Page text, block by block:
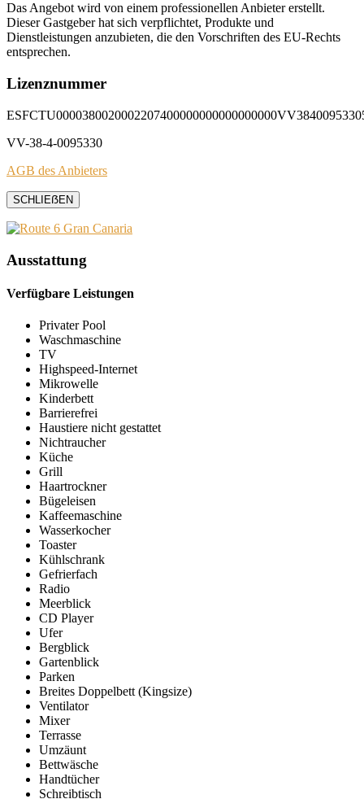
Das Angebot wird von einem professionellen Anbieter erstellt.
Dieser Gastgeber hat sich verpflichtet, Produkte und
Dienstleistungen anzubieten, die den Vorschriften des EU-Rechts
entsprechen.
Lizenznummer
VV-38-4-0095330
AGB des Anbieters
SCHLIEẞEN
Ausstattung
Verfügbare Leistungen
Privater Pool
Waschmaschine
TV
Highspeed-Internet
Mikrowelle
Kinderbett
Barrierefrei
Haustiere nicht gestattet
Nichtraucher
Küche
Grill
Haartrockner
Bügeleisen
Kaffeemaschine
Wasserkocher
Toaster
Kühlschrank
Gefrierfach
Radio
Meerblick
CD Player
Ufer
Bergblick
Gartenblick
Parken
Breites Doppelbett (Kingsize)
Ventilator
Mixer
Terrasse
Umzäunt
Bettwäsche
Handtücher
Schreibtisch